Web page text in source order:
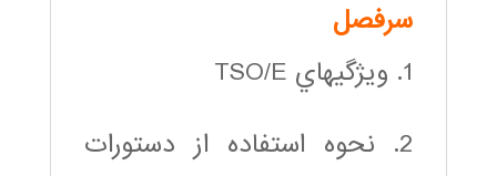
سرفصل
1. ويژگيهاي TSO/E
2. نحوه استفاده از دستورات